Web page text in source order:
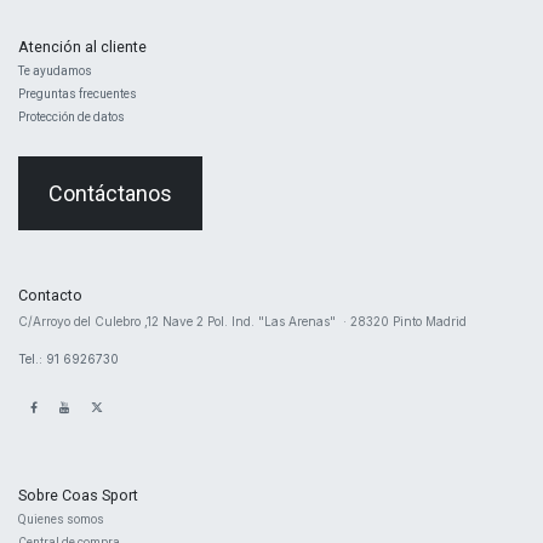
Atención al cliente
Te ayudamos
Preguntas frecuentes
Protección de datos
Contáctanos
Contacto
​C/Arroyo del Culebro ,12 Nave 2 ​Pol. Ind. "Las Arenas" · 28320 Pinto Madrid
Tel.: 91 6926730
Sobre Coas Sport
Quienes ​somos